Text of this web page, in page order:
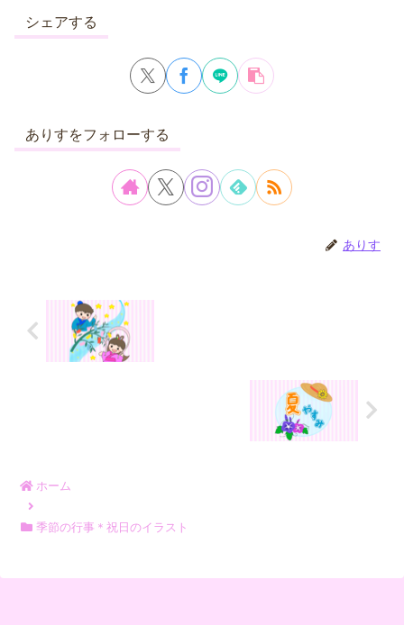
シェアする
ありすをフォローする
ありす
ホーム
季節の行事＊祝日のイラスト